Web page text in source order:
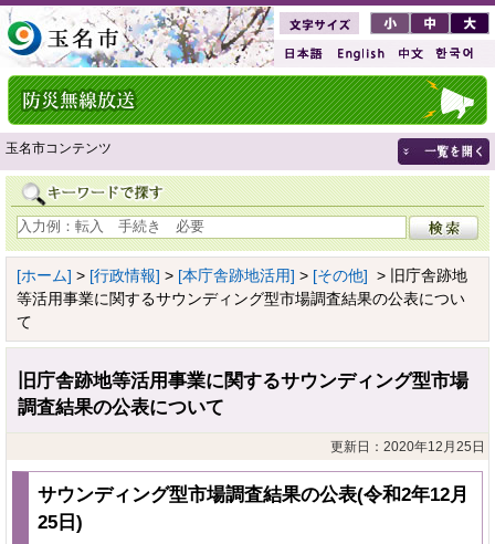
玉名市コンテンツ
[ホーム] > [行政情報] > [本庁舎跡地活用] > [その他] > 旧庁舎跡地
等活用事業に関するサウンディング型市場調査結果の公表につい
て
旧庁舎跡地等活用事業に関するサウンディング型市場
調査結果の公表について
更新日：2020年12月25日
サウンディング型市場調査結果の公表(令和2年12月
25日)